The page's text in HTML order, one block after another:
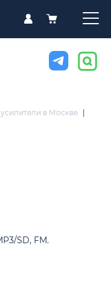
в Москве |
SD, FM.